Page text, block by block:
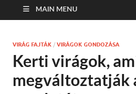
MAIN MENU
VIRÁG FAJTÁK / VIRÁGOK GONDOZÁSA
Kerti virágok,
megváltoztatják